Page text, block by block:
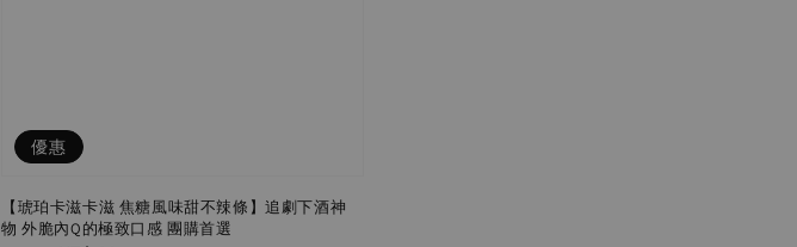
優惠
【琥珀卡滋卡滋 焦糖風味甜不辣條】追劇下酒神
物 外脆內Q的極致口感 團購首選